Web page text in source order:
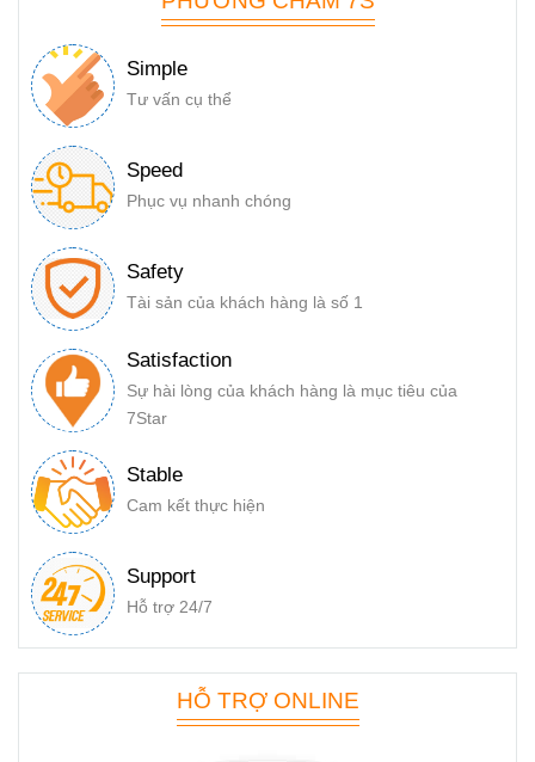
Simple
Tư vấn cụ thể
Speed
Phục vụ nhanh chóng
Safety
Tài sản của khách hàng là số 1
Satisfaction
Sự hài lòng của khách hàng là mục tiêu của
7Star
Stable
Cam kết thực hiện
Support
Hỗ trợ 24/7
HỖ TRỢ ONLINE